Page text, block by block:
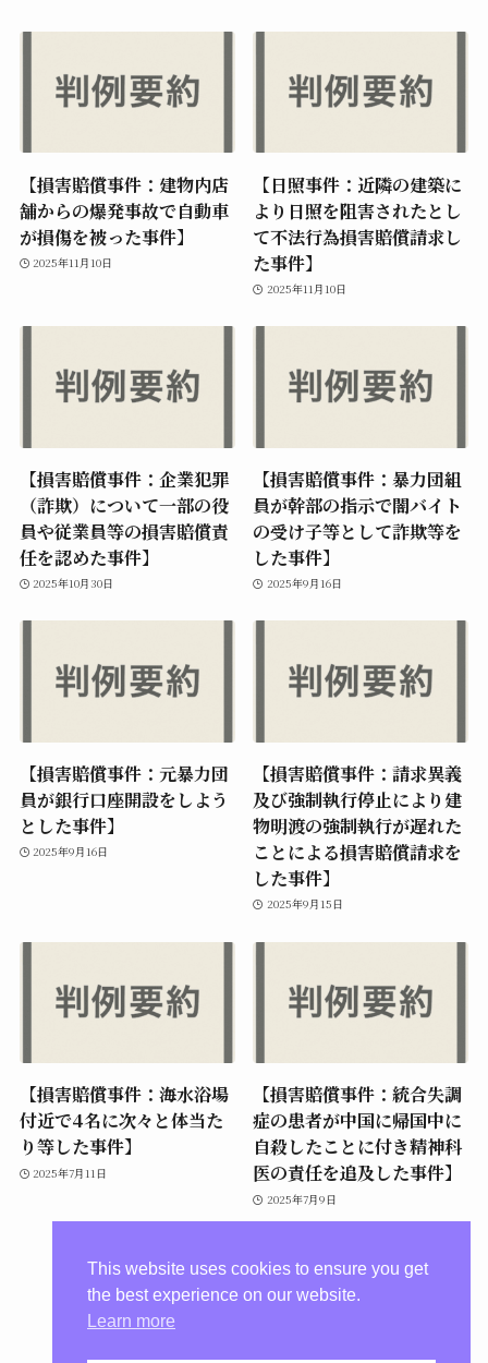
【損害賠償事件：建物内店
舗からの爆発事故で自動車
が損傷を被った事件】
2025年11月10日
【日照事件：近隣の建築に
より日照を阻害されたとし
て不法行為損害賠償請求し
た事件】
2025年11月10日
【損害賠償事件：企業犯罪
（詐欺）について一部の役
員や従業員等の損害賠償責
任を認めた事件】
2025年10月30日
【損害賠償事件：暴力団組
員が幹部の指示で闇バイト
の受け子等として詐欺等を
した事件】
2025年9月16日
【損害賠償事件：元暴力団
員が銀行口座開設をしよう
とした事件】
2025年9月16日
【損害賠償事件：請求異義
及び強制執行停止により建
物明渡の強制執行が遅れた
ことによる損害賠償請求を
した事件】
2025年9月15日
【損害賠償事件：海水浴場
付近で4名に次々と体当た
り等した事件】
2025年7月11日
【損害賠償事件：統合失調
症の患者が中国に帰国中に
自殺したことに付き精神科
医の責任を追及した事件】
2025年7月9日
This website uses cookies to ensure you get
the best experience on our website.
Learn more